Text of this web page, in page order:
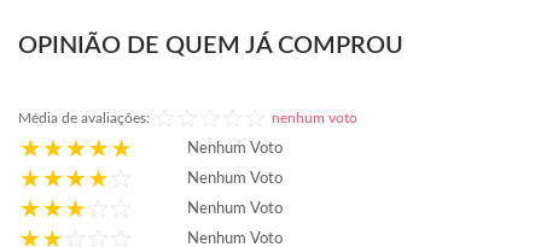
OPINIÃO DE QUEM JÁ COMPROU
Média de avaliações: nenhum voto
Nenhum Voto
Nenhum Voto
Nenhum Voto
Nenhum Voto